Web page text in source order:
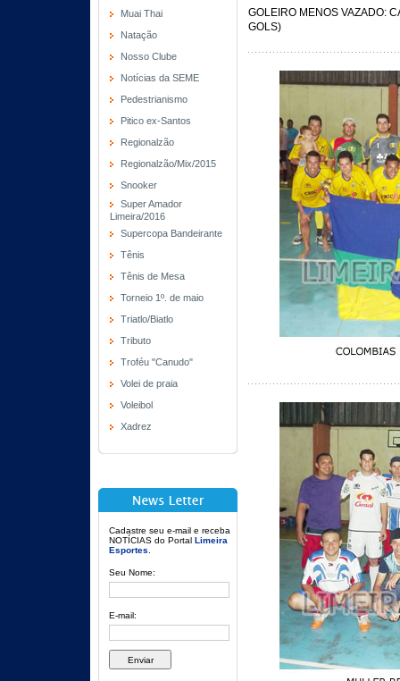
Muai Thai
Natação
Nosso Clube
Notícias da SEME
Pedestrianismo
Pitico ex-Santos
Regionalzão
Regionalzão/Mix/2015
Snooker
Super Amador
Limeira/2016
Supercopa Bandeirante
Tênis
Tênis de Mesa
Torneio 1º. de maio
Triatlo/Biatlo
Tributo
Troféu "Canudo"
Volei de praia
Voleibol
Xadrez
Cadastre seu e-mail e receba
NOTÍCIAS do Portal Limeira
Esportes
Seu Nome:
E-mail:
GOLEIRO MENOS VAZADO:
GOLS)